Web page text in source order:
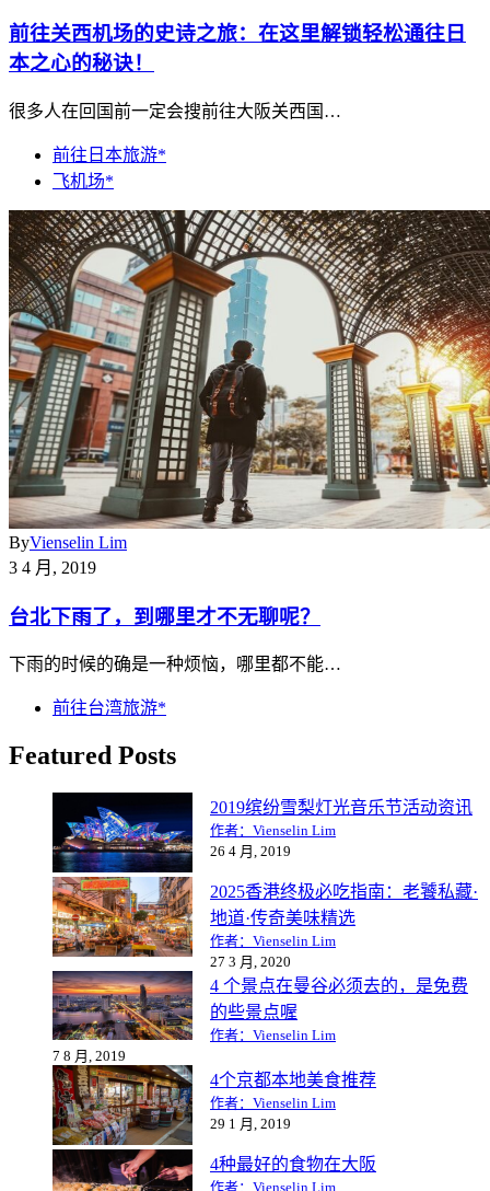
前往关西机场的史诗之旅：在这里解锁轻松通往日
本之心的秘诀！
很多人在回国前一定会搜前往大阪关西国…
前往日本旅游*
飞机场*
ByVienselin Lim
3 4 月, 2019
台北下雨了，到哪里才不无聊呢？
下雨的时候的确是一种烦恼，哪里都不能…
前往台湾旅游*
Featured Posts
2019缤纷雪梨灯光音乐节活动资讯
作者：Vienselin Lim
26 4 月, 2019
2025香港终极必吃指南：老饕私藏·
地道·传奇美味精选
作者：Vienselin Lim
27 3 月, 2020
4 个景点在曼谷必须去的，是免费
的些景点喔
作者：Vienselin Lim
7 8 月, 2019
4个京都本地美食推荐
作者：Vienselin Lim
29 1 月, 2019
4种最好的食物在大阪
作者：Vienselin Lim